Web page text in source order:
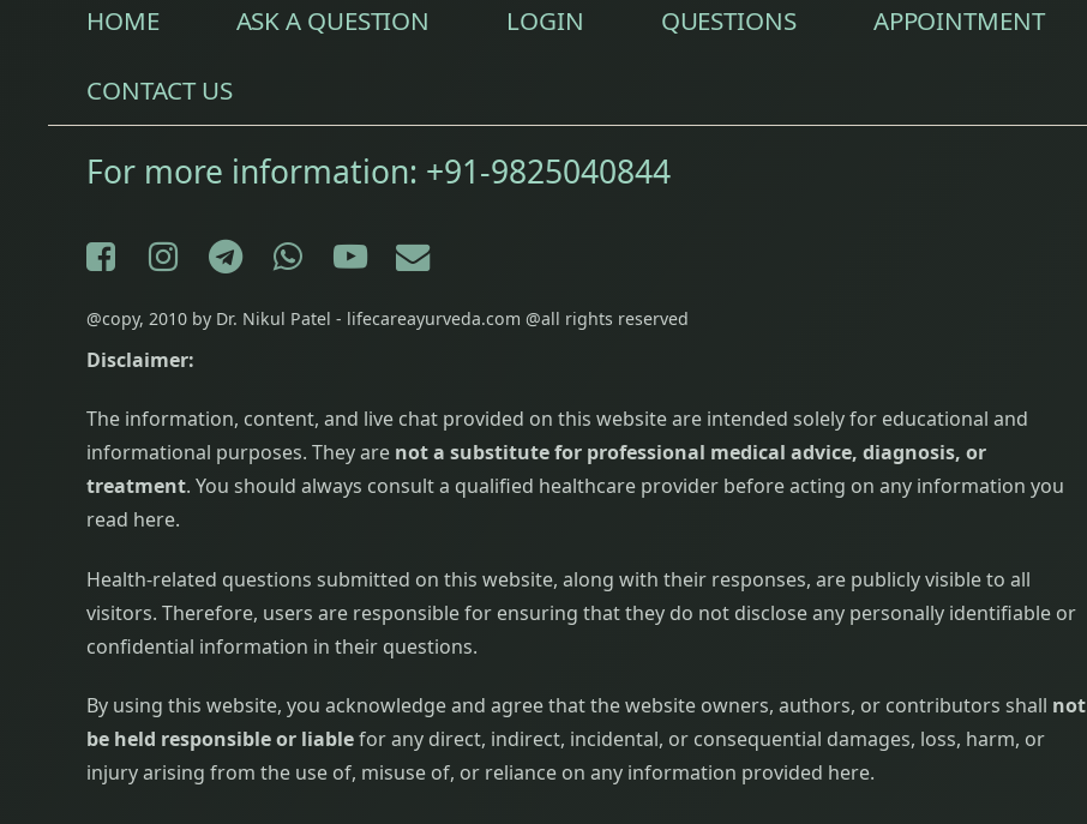
HOME ASK A QUESTION LOGIN QUESTIONS APPOINTMENT
CONTACT US
For more information: +91-9825040844
Facebook
Instagram
Telegram
WhatsApp
YouTube
E-mail
@copy, 2010 by Dr. Nikul Patel - lifecareayurveda.com @all rights reserved
Disclaimer:
The information, content, and live chat provided on this website are intended solely for educational and
informational purposes. They are not a substitute for professional medical advice, diagnosis, or
treatment. You should always consult a qualified healthcare provider before acting on any information you
read here.
Health-related questions submitted on this website, along with their responses, are publicly visible to all
visitors. Therefore, users are responsible for ensuring that they do not disclose any personally identifiable or
confidential information in their questions.
By using this website, you acknowledge and agree that the website owners, authors, or contributors shall not
be held responsible or liablefor any direct, indirect, incidental, or consequential damages, loss, harm, or
injury arising from the use of, misuse of, or reliance on any information provided here.